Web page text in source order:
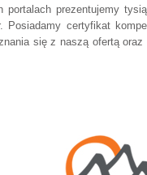
prezentujemy
certyfikat
się z naszą ofertą